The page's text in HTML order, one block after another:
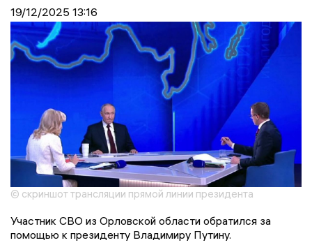
19/12/2025 13:16
© скриншот трансляции прямой линии президента
Участник СВО из Орловской области обратился за
помощью к президенту Владимиру Путину.